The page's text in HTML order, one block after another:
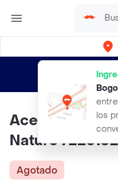
los
envíos
Aceite Esencial
Nature
Agotado